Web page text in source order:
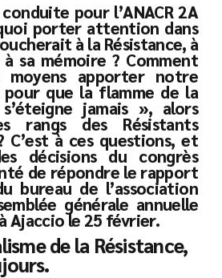
pour l’ANACR 2A
porter attention dans
à la Résistance, à
sa mémoire ? Comment
apporter notre
que la flamme de la
jamais », alors
rangs des Résistants
C’est à ces questions, et
décisions du congrès
de répondre le rapport
bureau de l’association
générale annuelle
Ajaccio le 25 février.
de la Résistance,